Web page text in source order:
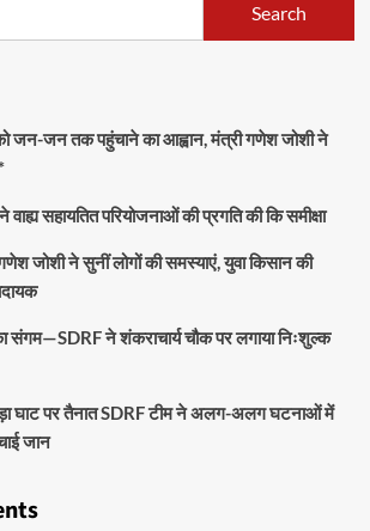
Search
जन-जन तक पहुंचाने का आह्वान, मंत्री गणेश जोशी ने
सहायतित परियोजनाओं की प्रगति की कि समीक्षा
जोशी ने सुनीं लोगों की समस्याएं, युवा किसान की
संगम—SDRF ने शंकराचार्य चौक पर लगाया निःशुल्क
घाट पर तैनात SDRF टीम ने अलग-अलग घटनाओं में
जान